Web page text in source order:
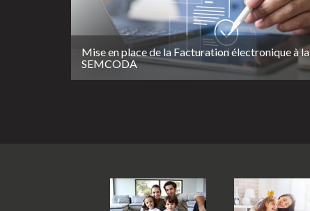
Mise en place de la Facturation électronique à la
SEMCODA